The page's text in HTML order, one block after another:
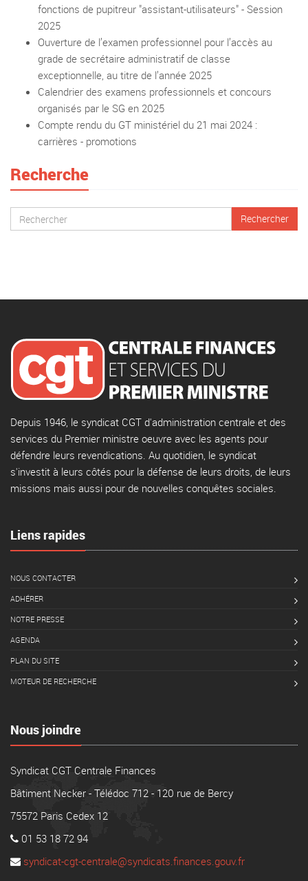
fonctions de pupitreur "assistant-utilisateurs" - Session
2025
Ouverture de l’examen professionnel pour l’accès au
grade de secrétaire administratif de classe
exceptionnelle, au titre de l’année 2025
Calendrier des examens professionnels et concours
organisés par le SG en 2025
Compte rendu du GT ministériel du 21 mai 2024 :
carrières - promotions
Recherche
Depuis 1946, le syndicat CGT d'administration centrale et des
services du Premier ministre oeuvre avec les agents pour
défendre leurs revendications. Au quotidien, le syndicat
s'investit à leurs côtés pour la défense de leurs droits, de leurs
missions mais aussi pour de nouvelles conquêtes sociales.
Liens rapides
NOUS CONTACTER
ADHÉRER
NOTRE PRESSE
AGENDA
PLAN DU SITE
MOTEUR DE RECHERCHE
Nous joindre
Syndicat CGT Centrale Finances
Bâtiment Necker - Télédoc 712 - 120 rue de Bercy
75572 Paris Cedex 12
01 53 18 72 94
syndicat-cgt-centrale@syndicats.finances.gouv.fr